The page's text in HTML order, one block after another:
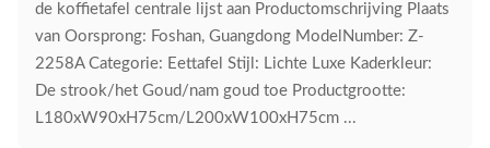
de koffietafel centrale lijst aan Productomschrijving Plaats
van Oorsprong: Foshan, Guangdong ModelNumber: Z-
2258A Categorie: Eettafel Stijl: Lichte Luxe Kaderkleur:
De strook/het Goud/nam goud toe Productgrootte:
L180xW90xH75cm/L200xW100xH75cm ...